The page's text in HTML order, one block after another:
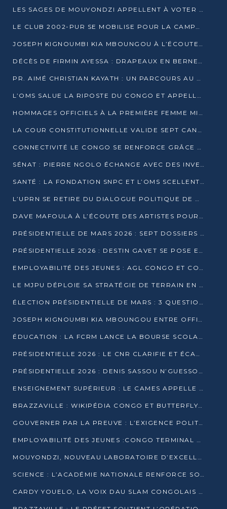
LES SAGES DE MOUYONDZI APPELLENT À VOTER DENIS SASSOU-NGUESSO
LE CLUB 2002-PUR SE MOBILISE POUR LA CAMPAGNE
JOSEPH KIGNOUMBI KIA MBOUNGOU À L’ÉCOUTE DE TALANGAÏ
DÉCÈS DE FIRMIN AYESSA : DRAPEAUX EN BERNE LUNDI
PR. AIMÉ CHRISTIAN KAYATH : UN PARCOURS AU SERVICE DE LA RECHERCHE ET DE L’INNOVATION
L’OMS SALUE LA RIPOSTE DU CONGO ET APPELLE À DES RÉFORMES DURABLES
HOMMAGES OFFICIELS À LA PREMIÈRE FEMME MINISTRE DU CONGO
LA COUR CONSTITUTIONNELLE VALIDE SEPT CANDIDATURES POUR LA PRÉSIDENTIELLE
CONNECTIVITÉ LE CONGO SE RENFORCE GRÂCE AU CÂBLE 2AFRICA
SÉNAT : PIERRE NGOLO ÉCHANGE AVEC DES INVESTISSEURS DU NUMÉRIQUE
SANTÉ : LA FONDATION SNPC ET L’OMS SCELLENT UN PARTENARIAT STRATÉGIQUE DE TROIS ANS
L’UPRN SE RETIRE DU DIALOGUE POLITIQUE DE DJAMBALA : TENSIONS DANS LE PRÉ-ÉLECTORAL CONGOLAIS
DAVE MAFOULA À L’ÉCOUTE DES ARTISTES POUR REDÉFINIR SA POLITIQUE CULTURELLE
PRÉSIDENTIELLE DE MARS 2026 : SEPT DOSSIERS DE CANDIDATURE ENREGISTRÉS À LA CLÔTURE DES DÉPÔTS
PRÉSIDENTIELLE 2026 : DESTIN GAVET SE POSE EN CANDIDAT DU « RAS-LE-BOL »
EMPLOYABILITÉ DES JEUNES : AGL CONGO ET CONGO TERMINAL S’ALLIENT À UCAC-ICAM
LE MJPU DÉPLOIE SA STRATÉGIE DE TERRAIN EN FAVEUR DE DSN
ÉLECTION PRÉSIDENTIELLE DE MARS : 3 QUESTIONS À UN EXPERT CONGOLAIS DE LA CYBERSÉCURITÉ
JOSEPH KIGNOUMBI KIA MBOUNGOU ENTRE OFFICIELLEMENT EN COURSE POUR LA PRÉSIDENTIELLE
ÉDUCATION : LA FCRM LANCE LA BOURSE SCOLAIRE FRANCINE-NTOUMI POUR PROMOUVOIR LES FILIÈRES SCIENTIFIQUES
PRÉSIDENTIELLE 2026 : LE CNR CLARIFIE ET ÉCARTE LA CANDIDATURE DU PASTEUR NTUMI
PRÉSIDENTIELLE 2026 : DENIS SASSOU N’GUESSO ANNONCE OFFICIELLEMENT SA CANDIDATURE
ENSEIGNEMENT SUPÉRIEUR : LE CAMES APPELLE À UNE UNIVERSITÉ AFRICAINE AXÉE SUR L’EMPLOYABILITÉ
BRAZZAVILLE : WIKIPÉDIA CONGO ET BUTTERFLY SCELLENT UN PARTENARIAT POUR STRUCTURER LE BÉNÉVOLAT NUMÉRIQUE
GOUVERNER PAR LA PREUVE : L’EXIGENCE POLITIQUE DU XXIᵉ SIÈCLE
EMPLOYABILITÉ DES JEUNES :CONGO TERMINAL S’ALLIE À L’ESCIC POUR RAPPROCHER L’ÉCOLE DU TERRAIN
MOUYONDZI, NOUVEAU LABORATOIRE D’EXCELLENCE PÉDAGOGIQUE AVEC L’ENFICE
SCIENCE : L’ACADÉMIE NATIONALE RENFORCE SON ÉQUIPE ET TRACE SA FEUILLE DE ROUTE 2026
CARDY YOUELO, LA VOIX DAU SLAM CONGOLAIS QUI INTERPELLE LE MONDE